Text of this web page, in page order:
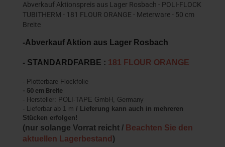
Abverkauf Aktionspreis aus Lager Rosbach - POLI-FLOCK
TUBITHERM - 181 FLOUR ORANGE - Meterware - 50 cm
Breite
-Abverkauf Aktion aus Lager Rosbach
- STANDARDFARBE : 181 FLOUR ORANGE
- Plotterbare Flockfolie
- 50 cm Breite
- Hersteller: POLI-TAPE GmbH, Germany
- Lieferbar ab 1 m / Lieferung kann auch in mehreren
Stücken erfolgen!
(nur solange Vorrat reicht / Beachten Sie den
aktuellen Lagerbestand )